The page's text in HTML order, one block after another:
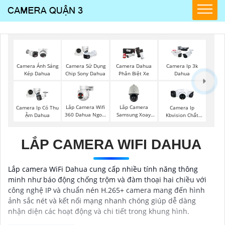
Camera Ánh Sáng
Kép Dahua
Camera Sử Dụng
Chip Sony Dahua
Camera Dahua
Phân Biệt Xe
Camera Ip 3k
Dahua
Camera Ip Có Thu
Ậm Dahua
Lắp Camera Wifi
360 Dahua Ngoài
Lắp Camera
Samsung Xoay
Camera Ip
Kbvision Chất
LẮP CAMERA WIFI DAHUA
Lắp camera WiFi Dahua cung cấp nhiều tính năng thông
minh như báo động chống trộm và đàm thoại hai chiều với
công nghệ IP và chuẩn nén H.265+ camera mang đến hình
ảnh sắc nét và kết nối mạng nhanh chóng giúp dễ dàng
nhận diện các hoạt động và chi tiết trong khung hình.